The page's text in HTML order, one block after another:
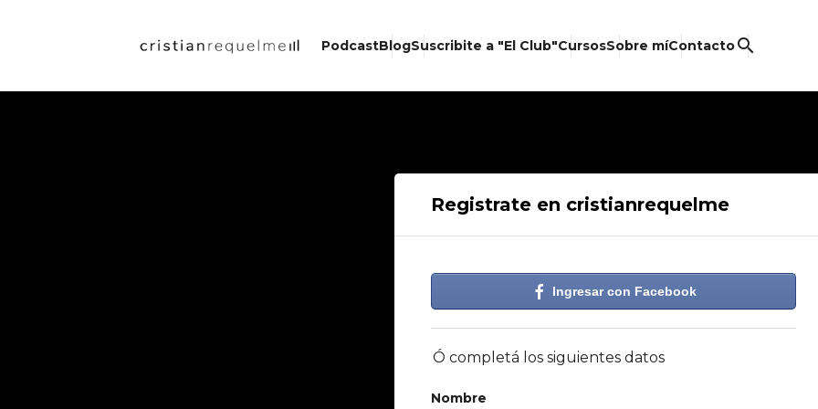
PodcastBlogSuscribite a "El Club"CursosSobre míContactosearch
Registrate en cristianrequelme
Ingresar con Facebook
Ó completá los siguientes datos
Nombre